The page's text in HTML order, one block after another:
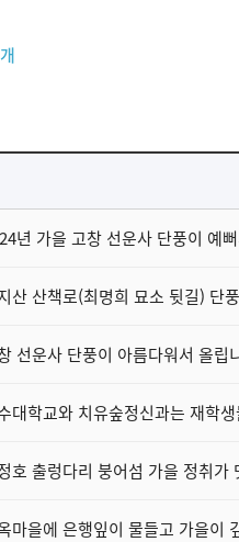
개
년 가을 고창 선운사 단풍이 예
산 산책로(최명희 묘소 뒷길) 단
선운사 단풍이 아름다워서 올
대학교와 치유숲정신과는 재학
호 출렁다리 붕어섬 가을 정취가
마을에 은행잎이 물들고 가을이